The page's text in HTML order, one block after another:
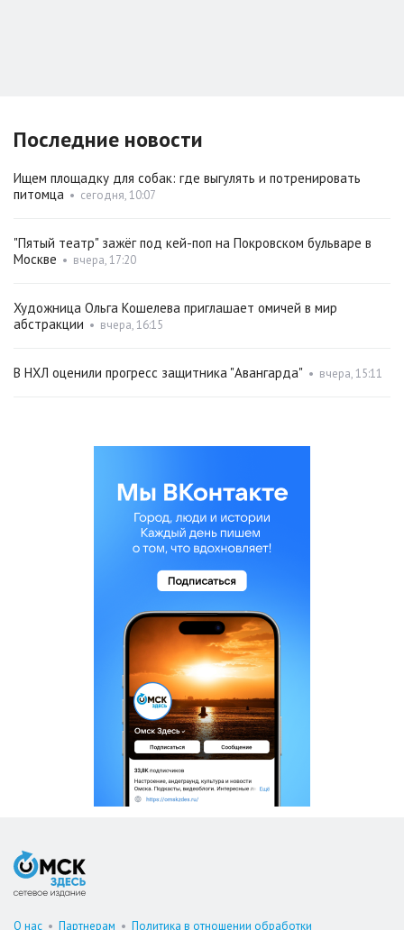
Последние новости
Ищем площадку для собак: где выгулять и потренировать
питомца • сегодня, 10:07
"Пятый театр" зажёг под кей-поп на Покровском бульваре в
Москве • вчера, 17:20
Художница Ольга Кошелева приглашает омичей в мир
абстракции • вчера, 16:15
В НХЛ оценили прогресс защитника "Авангарда" • вчера, 15:11
О нас • Партнерам • Политика в отношении обработки